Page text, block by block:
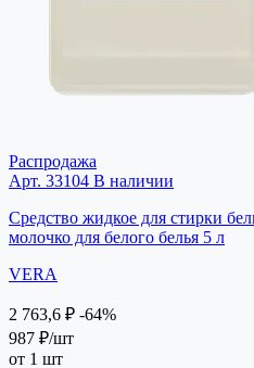
Распродажа
Арт. 33104 В наличии
Средство жидкое для стирки
молочко для белого белья 5 л
VERA
2 763,6 ₽ -64%
987 ₽/шт
от 1 шт